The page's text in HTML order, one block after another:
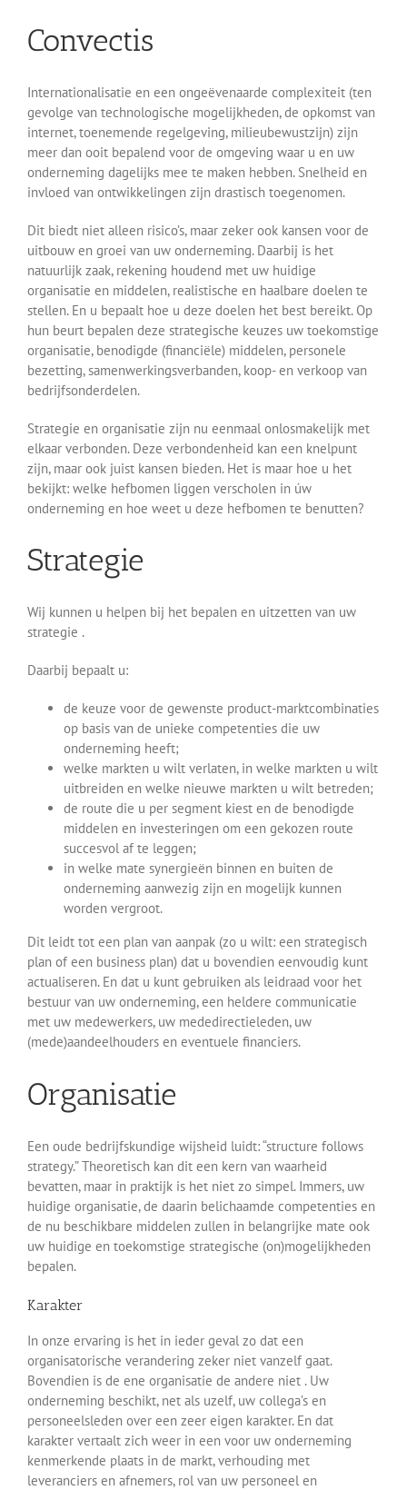
Convectis
Internationalisatie en een ongeëvenaarde complexiteit (ten
gevolge van technologische mogelijkheden, de opkomst van
internet, toenemende regelgeving, milieubewustzijn) zijn
meer dan ooit bepalend voor de omgeving waar u en uw
onderneming dagelijks mee te maken hebben. Snelheid en
invloed van ontwikkelingen zijn drastisch toegenomen.
Dit biedt niet alleen risico’s, maar zeker ook kansen voor de
uitbouw en groei van uw onderneming. Daarbij is het
natuurlijk zaak, rekening houdend met uw huidige
organisatie en middelen, realistische en haalbare doelen te
stellen. En u bepaalt hoe u deze doelen het best bereikt. Op
hun beurt bepalen deze strategische keuzes uw toekomstige
organisatie, benodigde (financiële) middelen, personele
bezetting, samenwerkingsverbanden, koop- en verkoop van
bedrijfsonderdelen.
Strategie en organisatie zijn nu eenmaal onlosmakelijk met
elkaar verbonden. Deze verbondenheid kan een knelpunt
zijn, maar ook juist kansen bieden. Het is maar hoe u het
bekijkt: welke hefbomen liggen verscholen in úw
onderneming en hoe weet u deze hefbomen te benutten?
Strategie
Wij kunnen u helpen bij het bepalen en uitzetten van uw
strategie .
Daarbij bepaalt u:
de keuze voor de gewenste product-marktcombinaties
op basis van de unieke competenties die uw
onderneming heeft;
welke markten u wilt verlaten, in welke markten u wilt
uitbreiden en welke nieuwe markten u wilt betreden;
de route die u per segment kiest en de benodigde
middelen en investeringen om een gekozen route
succesvol af te leggen;
in welke mate synergieën binnen en buiten de
onderneming aanwezig zijn en mogelijk kunnen
worden vergroot.
Dit leidt tot een plan van aanpak (zo u wilt: een strategisch
plan of een business plan) dat u bovendien eenvoudig kunt
actualiseren. En dat u kunt gebruiken als leidraad voor het
bestuur van uw onderneming, een heldere communicatie
met uw medewerkers, uw mededirectieleden, uw
(mede)aandeelhouders en eventuele financiers.
Organisatie
Een oude bedrijfskundige wijsheid luidt: “structure follows
strategy.” Theoretisch kan dit een kern van waarheid
bevatten, maar in praktijk is het niet zo simpel. Immers, uw
huidige organisatie, de daarin belichaamde competenties en
de nu beschikbare middelen zullen in belangrijke mate ook
uw huidige en toekomstige strategische (on)mogelijkheden
bepalen.
Karakter
In onze ervaring is het in ieder geval zo dat een
organisatorische verandering zeker niet vanzelf gaat.
Bovendien is de ene organisatie de andere niet . Uw
onderneming beschikt, net als uzelf, uw collega’s en
personeelsleden over een zeer eigen karakter. En dat
karakter vertaalt zich weer in een voor uw onderneming
kenmerkende plaats in de markt, verhouding met
leveranciers en afnemers, rol van uw personeel en